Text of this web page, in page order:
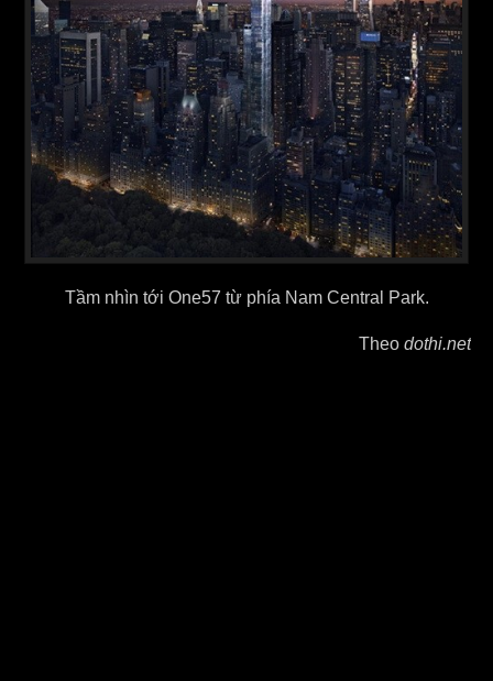
Tầm nhìn tới One57 từ phía Nam Central Park.
Theo dothi.net